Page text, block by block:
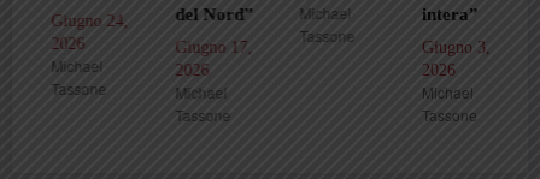
Giugno 24,
2026
Michael
Tassone
del Nord”
Giugno 17,
2026
Michael
Tassone
Michael
Tassone
intera”
Giugno 3,
2026
Michael
Tassone